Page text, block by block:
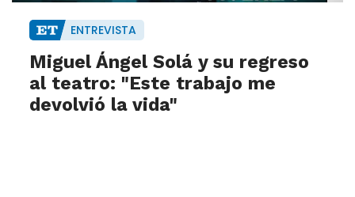
ENTREVISTA
Miguel Ángel Solá y su regreso
al teatro: "Este trabajo me
devolvió la vida"